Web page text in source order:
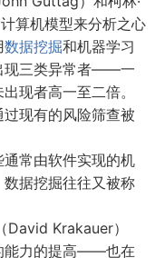
算机模型来分析之心
数据挖掘和机器学习
现三类异常者——一
现者高一至二倍。
现有的风险筛查被
常由软件实现的机
据挖掘往往又被称
David Krakauer）
能力的提高——也在